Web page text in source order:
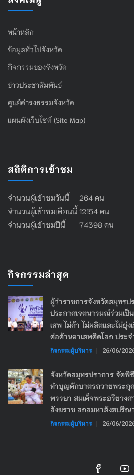
หน้าหลัก
ข้อมูลทั่วไปจังหวัด
กิจกรรมของจังหวัด
ข่าวประชาสัมพันธ์
ศูนย์ดำรงธรรมจังหวัด
แผนผังเว็บไซต์ (Site Map)
สถิติการเข้าชม
จำนวนผู้เข้าชมวันนี้ 264 คน
จำนวนผู้เข้าชมเดือนนี้ 12154 คน
จำนวนผู้เข้าชมปีนี้ 74398 คน
กิจกรรมล่าสุด
ผู้ว่าราชการจังหวัดสมุทร
ประกาศเจตนารมณ์ร่วมเป็
เสพ ไม่ค้า ไม่ผลิตและไม่ยุ่ง
ต่อต้านยาเสพติดโลก ประ
กิจกรรมผู้บริหาร | 26/06/
จังหวัดสมุทรปราการ จัดพิ
ทำบุญตักบาตรถวายพระกุ
พรรษา สมเด็จพระอริยวง
สังฆราช สกลมหาสังฆปริ
กิจกรรมผู้บริหาร | 26/06/